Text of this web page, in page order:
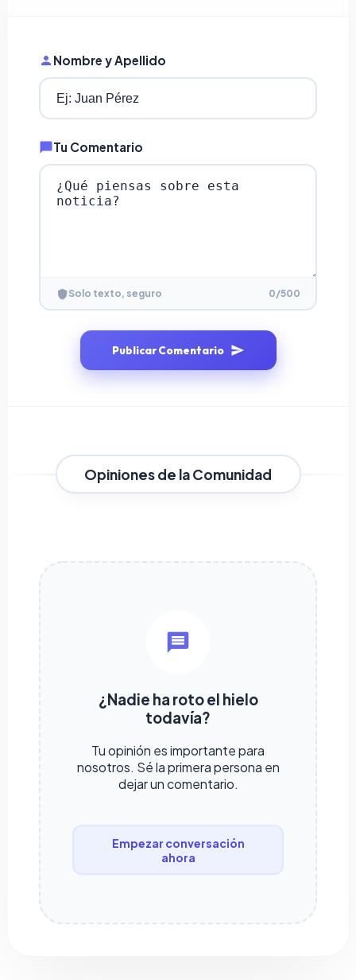
Nombre y Apellido
Tu Comentario
Solo texto, seguro 0/500
Publicar Comentario
Opiniones de la Comunidad
¿Nadie ha roto el hielo
todavía?
Tu opinión es importante para
nosotros. Sé la primera persona en
dejar un comentario.
Empezar conversación
ahora